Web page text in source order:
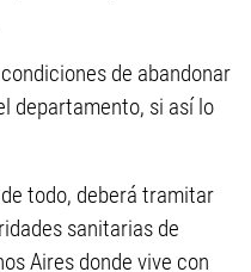
de abandonar
departamento, si así lo
todo, deberá tramitar
sanitarias de
Aires donde vive con